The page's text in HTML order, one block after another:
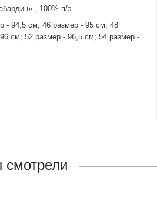
100% п/э
- 94,5 см; 46 размер - 95 см; 48
см; 52 размер - 96,5 см; 54 размер -
смотрели